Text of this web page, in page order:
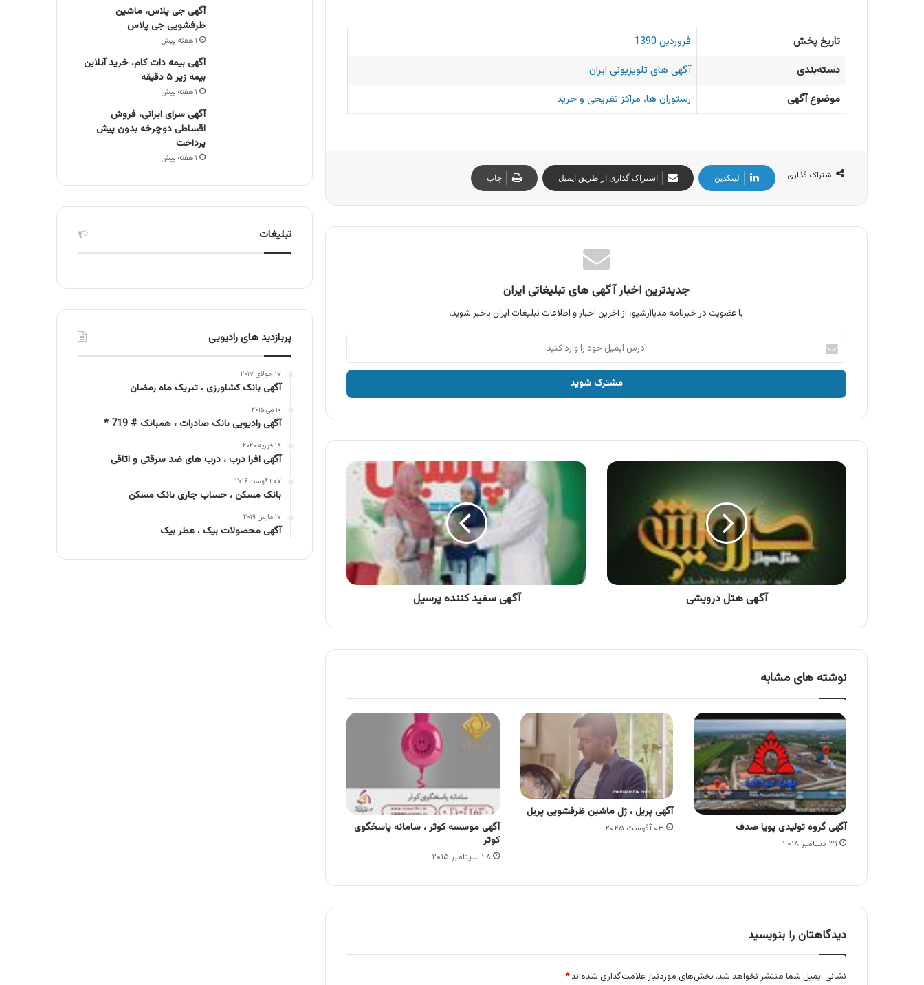
تاریخ پخش
فروردین 1390
دسته‌بندی
آگهی های تلویزیونی ایران
موضوع آگهی
رستوران ها، مراکز تفریحی و خرید
اشتراک گذاری لینکدین اشتراک گذاری از طریق ایمیل چاپ
جدیدترین اخبار آگهی های تبلیغاتی ایران
با عضویت در خبرنامه مدیاآرشیو، از آخرین اخبار و اطلاعات تبلیغات ایران باخبر شوید.
آدرس
ایمیل
خود
وارد
آگهی
آگهی هتل درویشی
آگهی
آگهی سفید کننده پرسیل
نوشته های مشابه
آگهی گروه تولیدی پویا صدف
۳۱ دسامبر ۲۰۱۸
آگهی پریل ، ژل ماشین ظرفشویی پریل
۰۳ آگوست ۲۰۲۵
آگهی موسسه کوثر ، سامانه پاسخگوی
کوثر
۲۸ سپتامبر ۲۰۱۵
دیدگاهتان را بنویسید
نشانی ایمیل شما منتشر نخواهد شد. بخش‌های موردنیاز علامت‌گذاری شده‌اند*
آگهی جی پلاس، ماشین
ظرفشویی جی پلاس
۱ هفته پیش
آگهی بیمه دات کام، خرید آنلاین
بیمه زیر ۵ دقیقه
۱ هفته پیش
آگهی سرای ایرانی، فروش
اقساطی دوچرخه بدون پیش
پرداخت
۱ هفته پیش
تبلیغات
پربازدید های رادیویی
۱۷ جولای ۲۰۱۷
آگهی بانک کشاورزی ، تبریک ماه رمضان
۱۰ می ۲۰۱۵
آگهی رادیویی بانک صادرات ، همبانک # 719 *
۱۸ فوریه ۲۰۲۰
آگهی افرا درب ، درب های ضد سرقتی و اتاقی
۰۷ آگوست ۲۰۱۶
بانک مسکن ، حساب جاری بانک مسکن
۱۷ مارس ۲۰۱۹
آگهی محصولات بیک ، عطر بیک